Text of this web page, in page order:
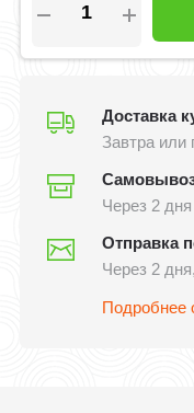
Доставка
Завтра или
Самовывоз
Через 2
Отправка
Через 2
Подробнее